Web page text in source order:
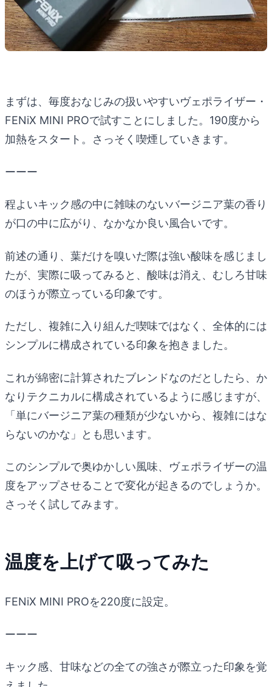
まずは、毎度おなじみの扱いやすいヴェポライザー・
FENiX MINI PROで試すことにしました。190度から
加熱をスタート。さっそく喫煙していきます。
ーーー
程よいキック感の中に雑味のないバージニア葉の香り
が口の中に広がり、なかなか良い風合いです。
前述の通り、葉だけを嗅いだ際は強い酸味を感じまし
たが、実際に吸ってみると、酸味は消え、むしろ甘味
のほうが際立っている印象です。
ただし、複雑に入り組んだ喫味ではなく、全体的には
シンプルに構成されている印象を抱きました。
これが綿密に計算されたブレンドなのだとしたら、か
なりテクニカルに構成されているように感じますが、
「単にバージニア葉の種類が少ないから、複雑にはな
らないのかな」とも思います。
このシンプルで奥ゆかしい風味、ヴェポライザーの温
度をアップさせることで変化が起きるのでしょうか。
さっそく試してみます。
温度を上げて吸ってみた
FENiX MINI PROを220度に設定。
ーーー
キック感、甘味などの全ての強さが際立った印象を覚